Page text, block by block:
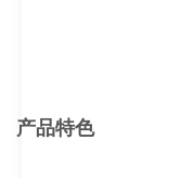
产品特色